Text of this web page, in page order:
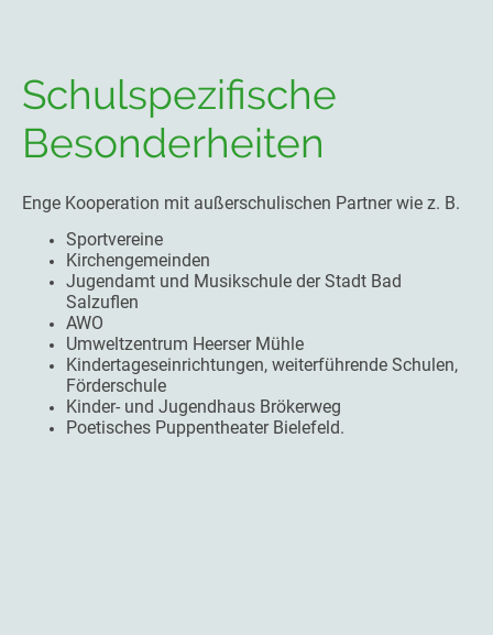
Schulspezifische
Besonderheiten
Enge Kooperation mit außerschulischen Partner wie z. B.
Sportvereine
Kirchengemeinden
Jugendamt und Musikschule der Stadt Bad
Salzuflen
AWO
Umweltzentrum Heerser Mühle
Kindertageseinrichtungen, weiterführende Schulen,
Förderschule
Kinder- und Jugendhaus Brökerweg
Poetisches Puppentheater Bielefeld.